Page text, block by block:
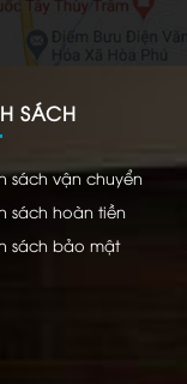
SÁCH
sách vận chuyển
sách hoàn tiền
sách bảo mật